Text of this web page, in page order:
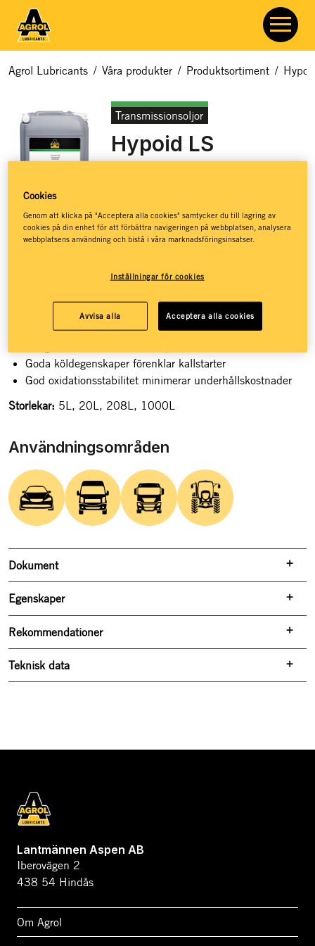
Agrol Lubricants / Våra produkter / Produktsortiment /
Transmissionsoljor
Hypoid LS
Mineralbaserad transmissionsolja med limited slip additiv och
differentialbroms som kräver limitied slip, men fungerar även
synkroniserade manuella växellådor och transaxlar.
API GL-5
Goda köldegenskaper förenklar kallstarter
God oxidationsstabilitet minimerar underhållskostnader
Storlekar: 5L, 20L, 208L, 1000L
Användningsområden
Dokument
Egenskaper
Rekommendationer
Teknisk data
Lantmännen Aspen AB
Iberovägen 2
438 54 Hindås
Om Agrol
Cookies
Genom att klicka på "Acceptera alla cookies" samtycker du till lagring av
cookies på din enhet för att förbättra navigeringen på webbplatsen, analysera
webbplatsens användning och bistå i våra marknadsföringsinsatser.
Inställningar för cookies
Avvisa alla Acceptera alla cookies